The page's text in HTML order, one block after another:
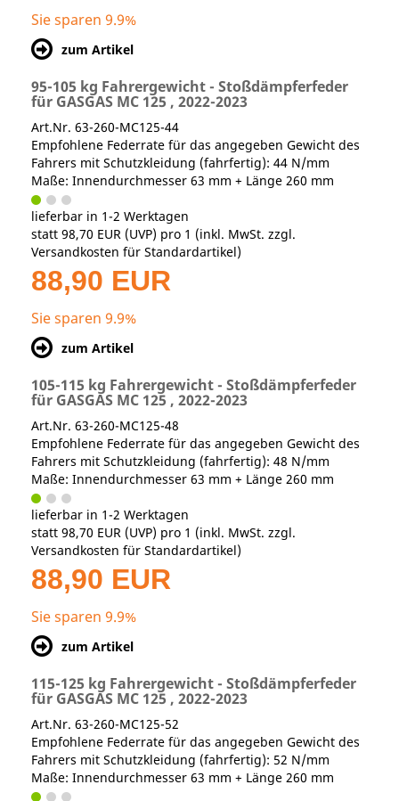
Sie sparen 9.9%
zum Artikel
95-105 kg Fahrergewicht - Stoßdämpferfeder
für GASGAS MC 125 , 2022-2023
Art.Nr. 63-260-MC125-44
Empfohlene Federrate für das angegeben Gewicht des
Fahrers mit Schutzkleidung (fahrfertig): 44 N/mm
Maße: Innendurchmesser 63 mm + Länge 260 mm
lieferbar in 1-2 Werktagen
statt 98,70 EUR (UVP) pro 1 (inkl. MwSt. zzgl.
Versandkosten für Standardartikel)
88,90 EUR
Sie sparen 9.9%
zum Artikel
105-115 kg Fahrergewicht - Stoßdämpferfeder
für GASGAS MC 125 , 2022-2023
Art.Nr. 63-260-MC125-48
Empfohlene Federrate für das angegeben Gewicht des
Fahrers mit Schutzkleidung (fahrfertig): 48 N/mm
Maße: Innendurchmesser 63 mm + Länge 260 mm
lieferbar in 1-2 Werktagen
statt 98,70 EUR (UVP) pro 1 (inkl. MwSt. zzgl.
Versandkosten für Standardartikel)
88,90 EUR
Sie sparen 9.9%
zum Artikel
115-125 kg Fahrergewicht - Stoßdämpferfeder
für GASGAS MC 125 , 2022-2023
Art.Nr. 63-260-MC125-52
Empfohlene Federrate für das angegeben Gewicht des
Fahrers mit Schutzkleidung (fahrfertig): 52 N/mm
Maße: Innendurchmesser 63 mm + Länge 260 mm